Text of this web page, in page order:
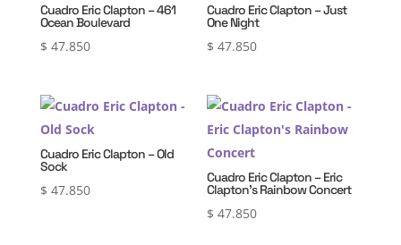
Cuadro Eric Clapton – 461
Ocean Boulevard
$ 47.850
Cuadro Eric Clapton – Just
One Night
$ 47.850
Cuadro Eric Clapton – Old
Sock
$ 47.850
Cuadro Eric Clapton – Eric
Clapton’s Rainbow Concert
$ 47.850